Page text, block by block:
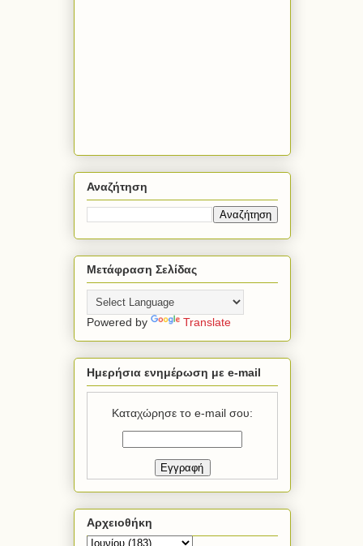
Αναζήτηση
Μετάφραση Σελίδας
Powered by Translate
Ημερήσια ενημέρωση με e-mail
Καταχώρησε το e-mail σου:
Αρχειοθήκη